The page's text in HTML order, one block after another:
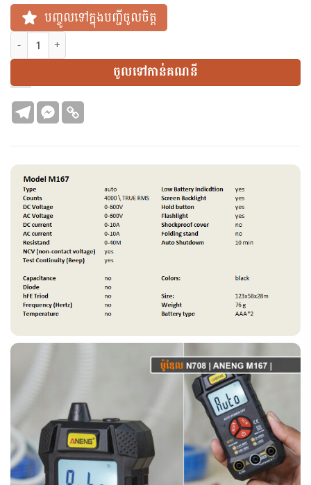
បញ្ចូលទៅក្នុងបញ្ជីចូលចិត្ត
N708 | ឧបករណ៍វាស់គ្រឿងអេឡិចត្រូនិច | Multimeter | ANENG
ចូលទៅកាន់គណនី